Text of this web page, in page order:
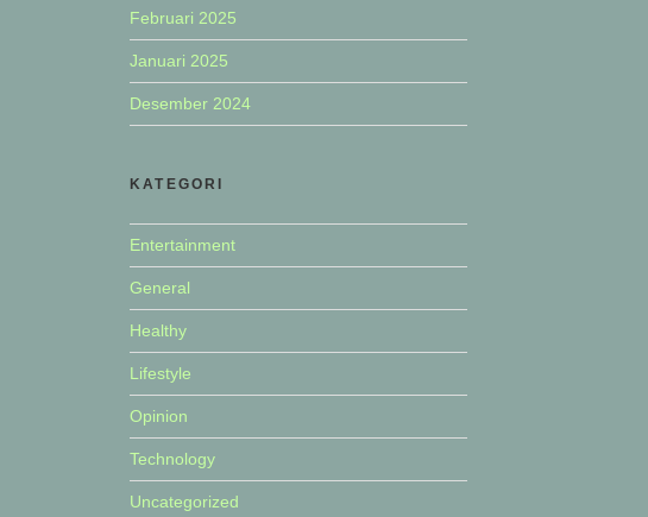
Februari 2025
Januari 2025
Desember 2024
KATEGORI
Entertainment
General
Healthy
Lifestyle
Opinion
Technology
Uncategorized